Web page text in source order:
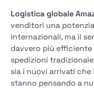
Logistica globale
venditori una
internazionali, ma il
davvero più
spedizioni
sia i nuovi arrivati
stanno pensando a